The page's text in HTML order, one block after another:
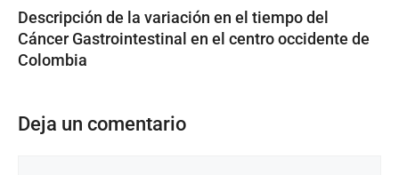
Descripción de la variación en el tiempo del
Cáncer Gastrointestinal en el centro occidente de
Colombia
Deja un comentario